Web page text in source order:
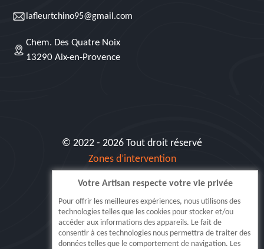
lafleurtchino95@gmail.com
Chem. Des Quatre Noix
13290 Aix-en-Provence
© 2022 - 2026 Tout droit réservé
Zones d’intervention
Siret: 515 062 404 000 30
Votre Artisan respecte votre vie privée
Pour offrir les meilleures expériences, nous utilisons des
technologies telles que les cookies pour stocker et/ou
accéder aux informations des appareils. Le fait de
consentir à ces technologies nous permettra de traiter des
données telles que le comportement de navigation. Les